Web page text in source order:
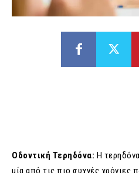
Οδοντική Τερηδόνα: Η
μία από τις πιο συχνές χρόνιες